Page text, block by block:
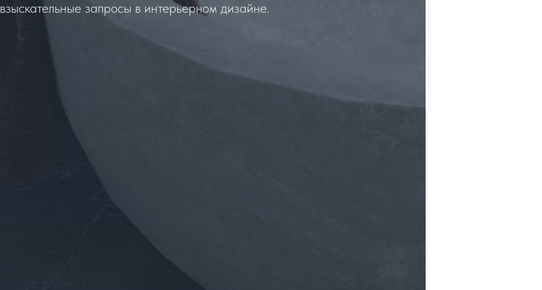
взыскательные запросы в интерьерном дизайне.